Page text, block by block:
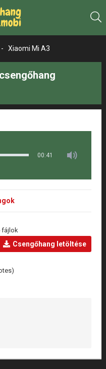
- Xiaomi Mi A3
00:41
fájlok
Csengőhang letöltése